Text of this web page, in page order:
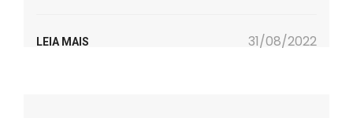
LEIA MAIS 31/08/2022